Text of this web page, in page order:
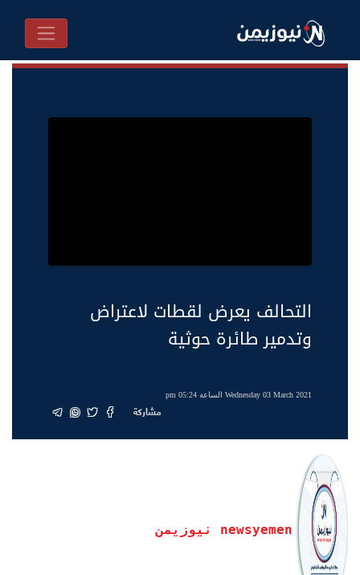
التحالف يعرض لقطات لاعتراض
وتدمير طائرة حوثية
Wednesday 03 March 2021 الساعة 05:24 pm
مشاركة
newsyemen نيوزيمن